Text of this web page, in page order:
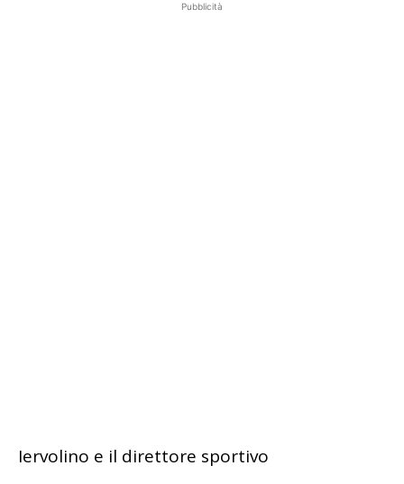
Pubblicità
Iervolino e il direttore sportivo